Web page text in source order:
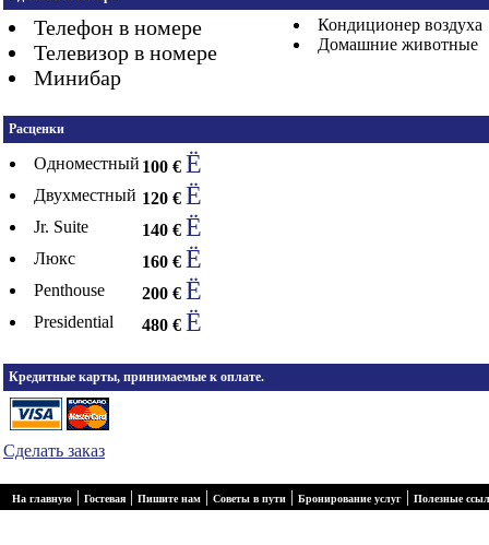
Телефон в номере
Телевизор в номере
Минибар
Кондиционер воздуха
Домашние животные
Расценки
Одноместный 100 € Ë
Двухместный 120 € Ë
Jr. Suite 140 € Ë
Люкс 160 € Ë
Penthouse 200 € Ë
Presidential 480 € Ë
Кредитные карты, принимаемые к оплате.
Сделать заказ
На главную | Гостевая | Пишите нам | Советы в пути | Бронирование услуг | Полезные